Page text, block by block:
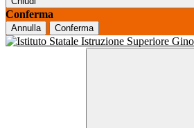
Conferma
Annulla Conferma